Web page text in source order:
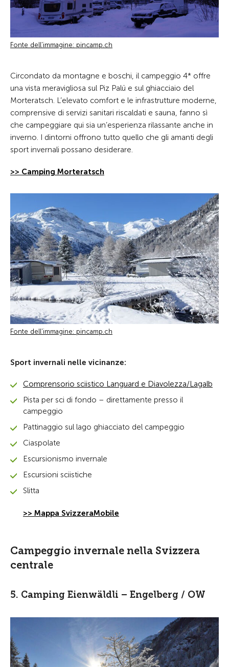
Fonte dell'immagine: pincamp.ch
Circondato da montagne e boschi, il campeggio 4* offre
una vista meravigliosa sul Piz Palü e sul ghiacciaio del
Morteratsch. L’elevato comfort e le infrastrutture moderne,
comprensive di servizi sanitari riscaldati e sauna, fanno sì
che campeggiare qui sia un’esperienza rilassante anche in
inverno. I dintorni offrono tutto quello che gli amanti degli
sport invernali possano desiderare.
>> Camping Morteratsch
Fonte dell'immagine: pincamp.ch
Sport invernali nelle vicinanze:
Comprensorio sciistico Languard e Diavolezza/Lagalb
Pista per sci di fondo – direttamente presso il
campeggio
Pattinaggio sul lago ghiacciato del campeggio
Ciaspolate
Escursionismo invernale
Escursioni sciistiche
Slitta
>> Mappa SvizzeraMobile
Campeggio invernale nella Svizzera
centrale
5. Camping Eienwäldli – Engelberg / OW